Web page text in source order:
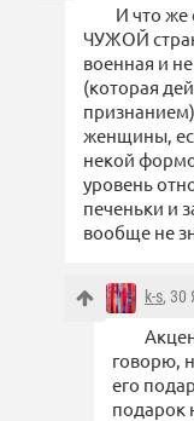
И что же
ЧУЖОЙ
военная и
(которая
женщины,
некой
уровень
печеньки и
вообще не
k-s, 30
говорю,
его
подарок